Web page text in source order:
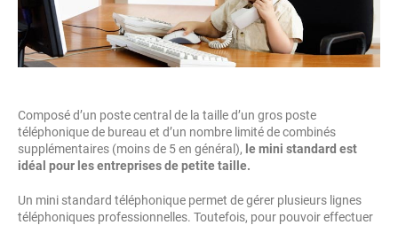
Composé d’un poste central de la taille d’un gros poste
téléphonique de bureau et d’un nombre limité de combinés
supplémentaires (moins de 5 en général), le mini standard est
idéal pour les entreprises de petite taille.
Un mini standard téléphonique permet de gérer plusieurs lignes
téléphoniques professionnelles. Toutefois, pour pouvoir effectuer